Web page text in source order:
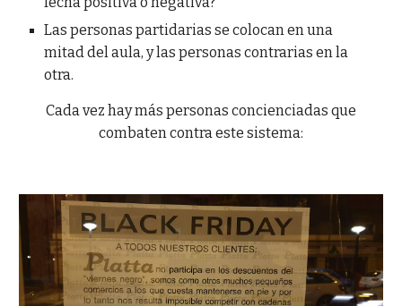
Las personas partidarias se colocan en una
mitad del aula, y las personas contrarias en la
otra.
Cada vez hay más personas concienciadas que
combaten contra este sistema: